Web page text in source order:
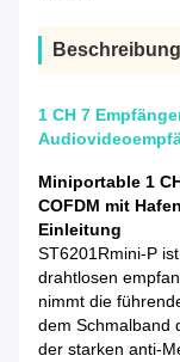
Beschreibung
1 CH 7
Miniportable 1
COFDM mit
Einleitung
ST6201Rmini-P
drahtlosen
nimmt die
dem Schmalband
der starken anti-